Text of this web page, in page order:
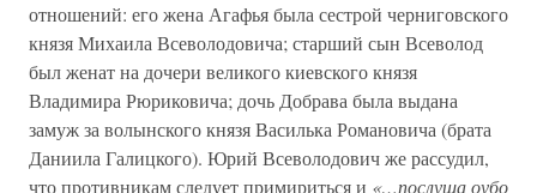
отношений: его жена Агафья была сестрой черниговского
князя Михаила Всеволодовича; старший сын Всеволод
был женат на дочери великого киевского князя
Владимира Рюриковича; дочь Добрава была выдана
замуж за волынского князя Василька Романовича (брата
Даниила Галицкого). Юрий Всеволодович же рассудил,
что противникам следует примириться и «…послуша оубо